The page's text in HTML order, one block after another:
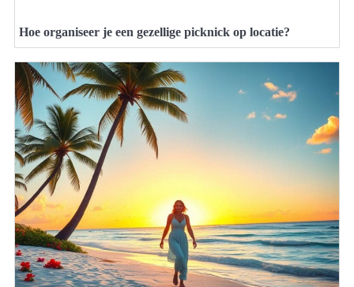
Hoe organiseer je een gezellige picknick op locatie?